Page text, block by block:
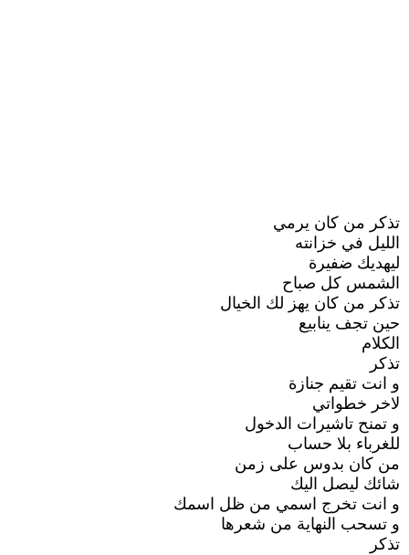
تذكر من كان يرمي
الليل في خزانته
ليهديك ضفيرة
الشمس كل صباح
تذكر من كان يهز لك الخيال
حين تجف ينابيع
الكلام
تذكر
و انت تقيم جنازة
لاخر خطواتي
و تمنح تاشيرات الدخول
للغرباء بلا حساب
من كان بدوس على زمن
شائك ليصل اليك
و انت تخرج اسمي من ظل اسمك
و تسحب النهاية من شعرها
تذكر